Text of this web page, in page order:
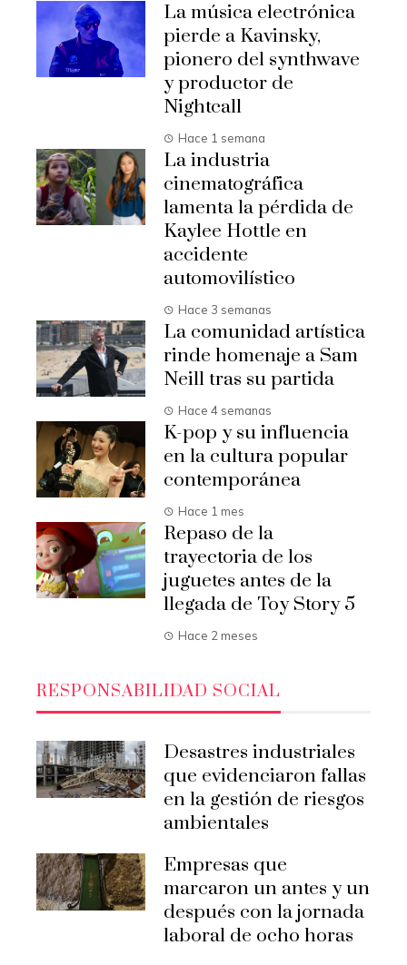
La música electrónica
pierde a Kavinsky,
pionero del synthwave
y productor de
Nightcall
Hace 1 semana
La industria
cinematográfica
lamenta la pérdida de
Kaylee Hottle en
accidente
automovilístico
Hace 3 semanas
La comunidad artística
rinde homenaje a Sam
Neill tras su partida
Hace 4 semanas
K-pop y su influencia
en la cultura popular
contemporánea
Hace 1 mes
Repaso de la
trayectoria de los
juguetes antes de la
llegada de Toy Story 5
Hace 2 meses
RESPONSABILIDAD SOCIAL
Desastres industriales
que evidenciaron fallas
en la gestión de riesgos
ambientales
Empresas que
marcaron un antes y un
después con la jornada
laboral de ocho horas